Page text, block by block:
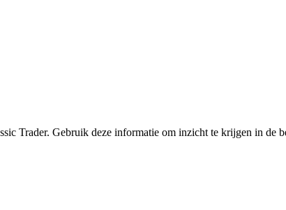
Trader. Gebruik deze informatie om inzicht te krijgen in de